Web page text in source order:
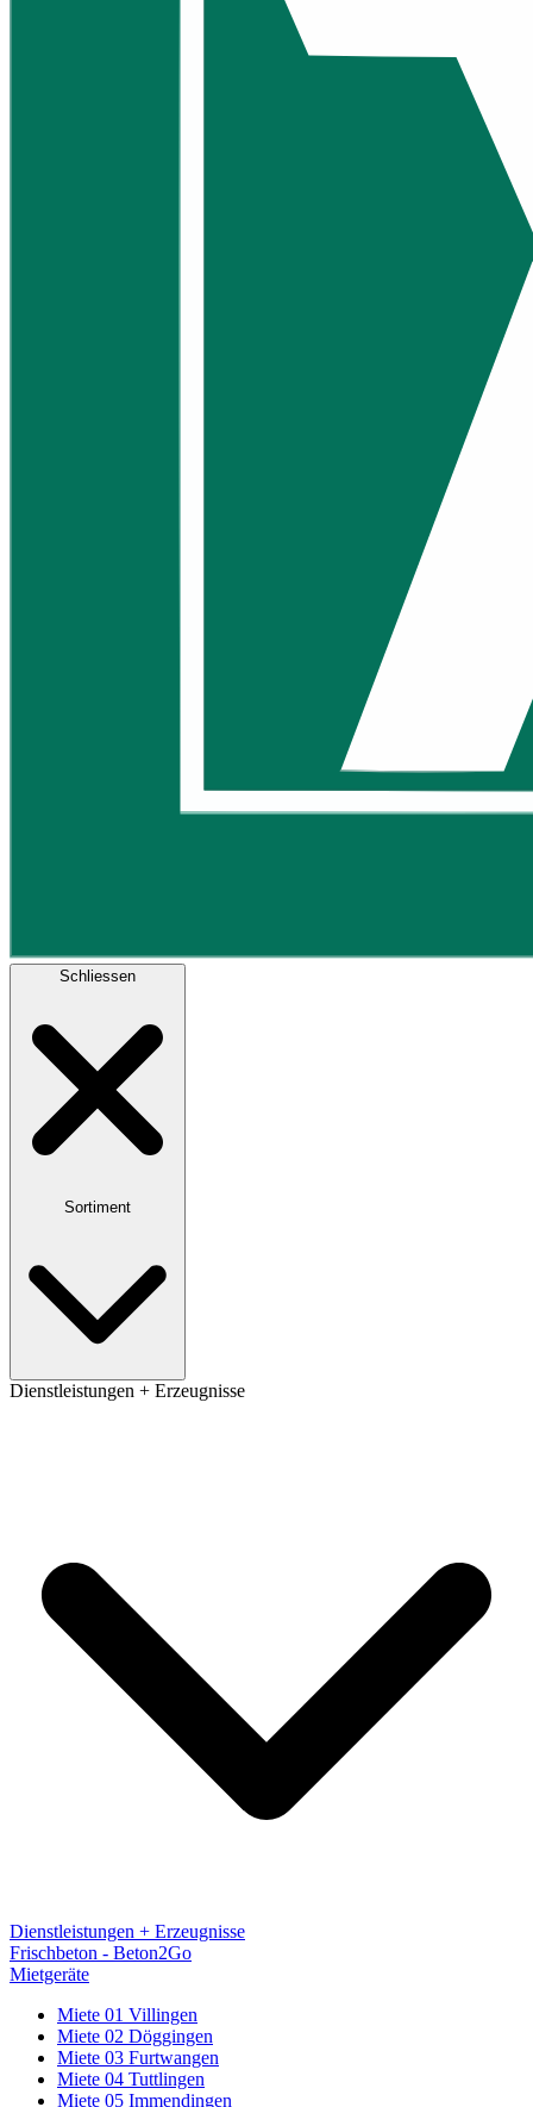
Schliessen
Sortiment
Dienstleistungen + Erzeugnisse
Dienstleistungen + Erzeugnisse
Frischbeton - Beton2Go
Mietgeräte
Miete 01 Villingen
Miete 02 Döggingen
Miete 03 Furtwangen
Miete 04 Tuttlingen
Miete 05 Immendingen